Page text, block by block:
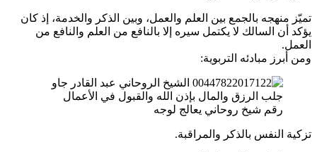
تميّز منهجه بالجمع بين العلم والعمل، وبين الذكر والخدمة، إذ كان
يؤكد أن السالك لا يكتمل سيره إلا بالنافع من العلم والنافع من
العمل.
ومن أبرز مبادئه التربوية:
رقم شيخ روحاني يعالج لوجه
تزكية النفس بالذكر والمراقبة.